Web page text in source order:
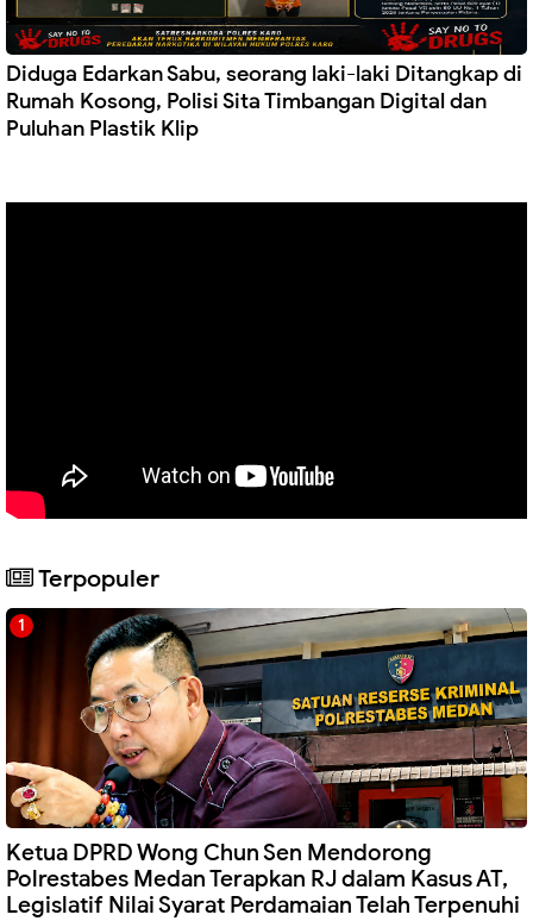
Diduga Edarkan Sabu, seorang laki-laki Ditangkap di
Rumah Kosong, Polisi Sita Timbangan Digital dan
Puluhan Plastik Klip
Terpopuler
Ketua DPRD Wong Chun Sen Mendorong
Polrestabes Medan Terapkan RJ dalam Kasus AT,
Legislatif Nilai Syarat Perdamaian Telah Terpenuhi